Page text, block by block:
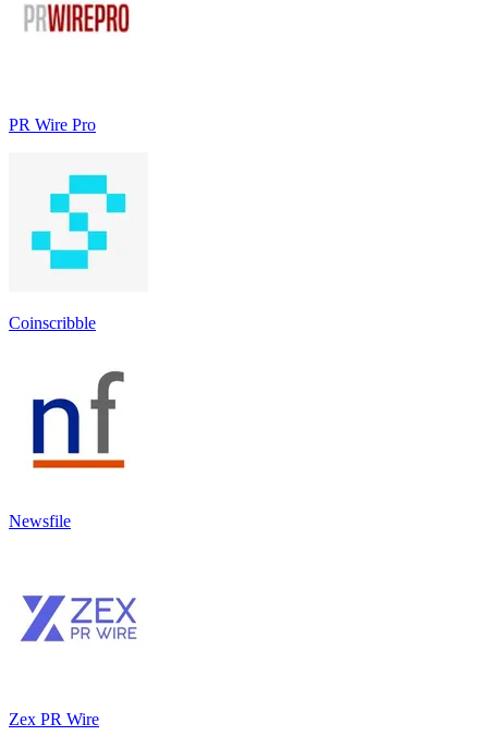
PR Wire Pro
Coinscribble
Newsfile
Zex PR Wire